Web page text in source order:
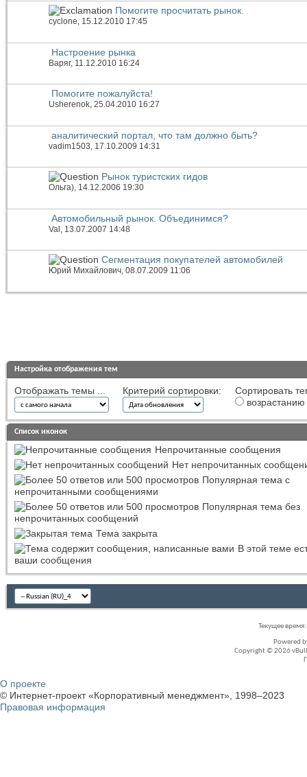
Помогите просчитать рынок.
cyclone, 15.12.2010 17:45
Настроение рынка
Варяг, 11.12.2010 16:24
Помогите пожалуйста!
Usherenok, 25.04.2010 16:27
аналитический портал, что там должно быть?
vadim1503 , 17.10.2009 14:31
Рынок туристских гидов
Ольга), 14.12.2006 19:30
Автомобильный рынок. Объединимся?
Val , 13.07.2007 14:48
Сегментация покупателей автомобилей
Юрий Михайлович, 08.07.2009 11:06
Настройка отображения тем
Отображать темы ... Критерий сортировки:
Сортировать
возрастанию
Список иконок
Непрочитанные сообщения
Нет непрочитанных
Популярная тема с
непрочитанными сообщениями
Популярная тема без
непрочитанных сообщений
Тема закрыта
В этой теме
ваши сообщения
Текущее время:
Powered
Copyright © 2026
О проекте
© Интернет-проект «Корпоративный менеджмент», 1998–2023
Правовая информация